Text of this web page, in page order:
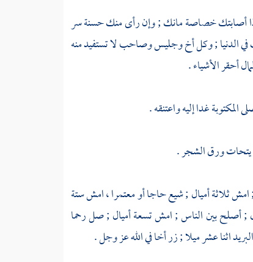
أصابتك خصاصة مانك ; وإن رأى منك حسنة سر
الدنيا ; وكل أخ وجليس وصاحب لا تستفيد منه
أحقر الأشياء .
غدا إليه واعتنقه .
يتحات ورق الشجر .
ثلاثة أميال ; شيع حاجا أو معتمرا ، امش ستة
; أصلح بين الناس ; امش تسعة أميال ; صل رحما
اثنا عشر ميلا ; زر أخا في الله عز وجل .